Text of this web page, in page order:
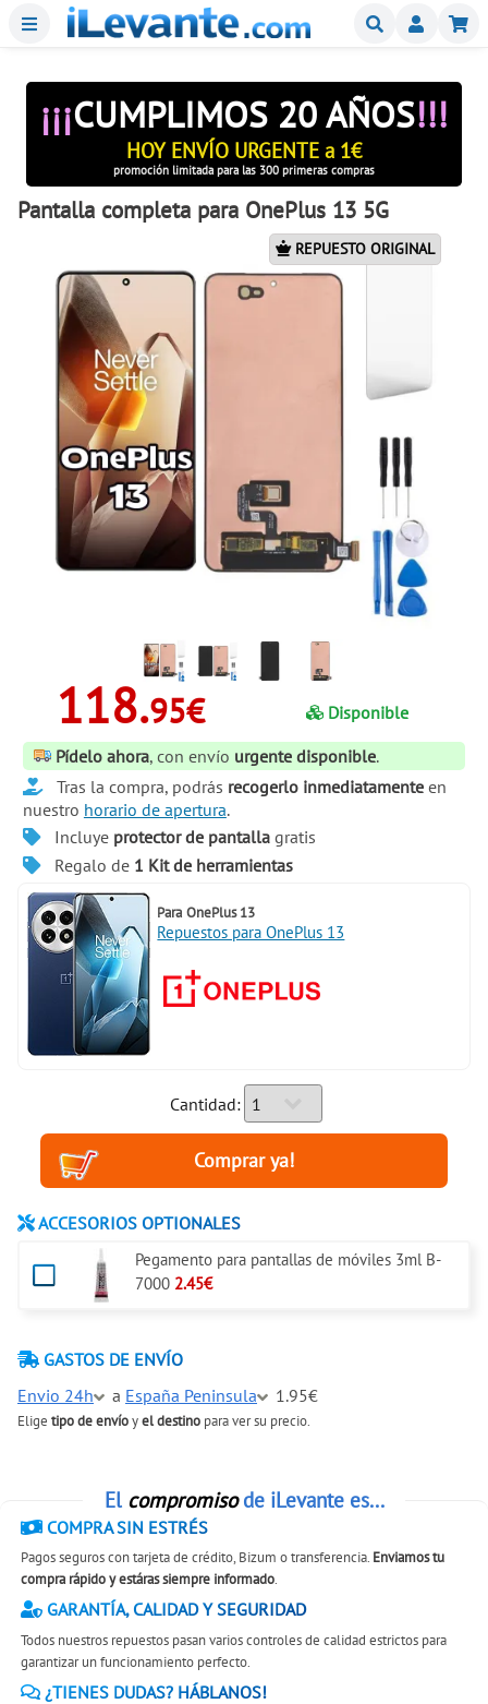
Menu Buscar
¡¡¡CUMPLIMOS 20 AÑOS!!!
HOY ENVÍO URGENTE a 1€
promoción limitada para las 300 primeras compras
Pantalla completa para OnePlus 13 5G
REPUESTO ORIGINAL
118.95€
Disponible
Pídelo ahora, con envío urgente disponible.
Tras la compra, podrás recogerlo inmediatamenteen
nuestro horario de apertura.
Incluye protector de pantallagratis
Regalo de 1 Kit de herramientas
Para OnePlus 13
Repuestos para OnePlus 13
Cantidad:
ACCESORIOS OPTIONALES
Pegamento para pantallas de móviles 3ml B-
7000 2.45€
GASTOS DE ENVÍO
Envio 24h
a España Peninsula 1.95€
Elige tipo de envíoyel destino para ver su precio.
El compromisode iLevante es...
COMPRA SIN ESTRÉS
Pagos seguros con tarjeta de crédito, Bizum o transferencia. Enviamos tu
compra rápido y estáras siempre informado.
GARANTÍA, CALIDAD Y SEGURIDAD
Todos nuestros repuestos pasan varios controles de calidad estrictos para
garantizar un funcionamiento perfecto.
¿TIENES DUDAS? HÁBLANOS!